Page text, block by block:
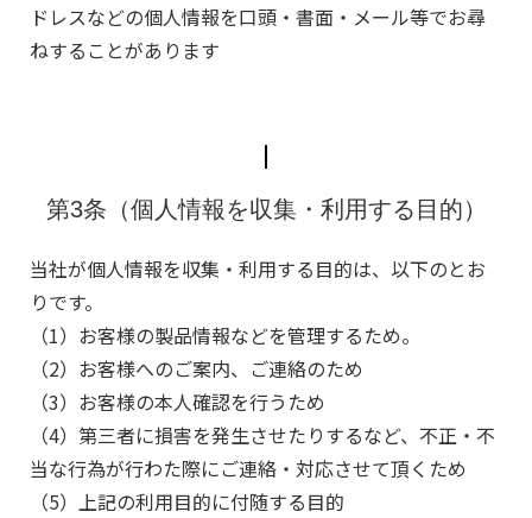
ドレスなどの個人情報を口頭・書面・メール等でお尋
ねすることがあります
第3条（個人情報を収集・利用する目的）
当社が個人情報を収集・利用する目的は、以下のとお
りです。
（1）お客様の製品情報などを管理するため。
（2）お客様へのご案内、ご連絡のため
（3）お客様の本人確認を行うため
（4）第三者に損害を発生させたりするなど、不正・不
当な行為が行わた際にご連絡・対応させて頂くため
（5）上記の利用目的に付随する目的